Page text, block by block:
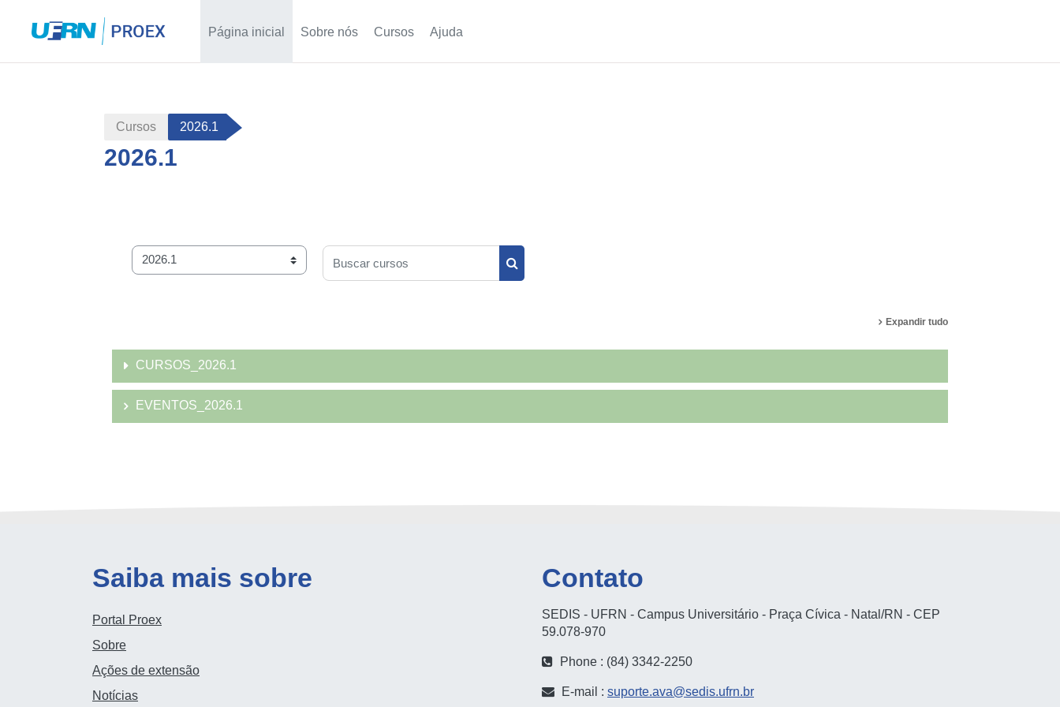
Página inicial Sobre nós Cursos Ajuda
Cursos 2026.1
2026.1
Categorias de Cursos
Buscar cursos
Expandir tudo
CURSOS_2026.1
EVENTOS_2026.1
Saiba mais sobre
Portal Proex
Sobre
Ações de extensão
Notícias
Contato
SEDIS - UFRN - Campus Universitário - Praça Cívica - Natal/RN - CEP
59.078-970
Phone : (84) 3342-2250
E-mail : suporte.ava@sedis.ufrn.br